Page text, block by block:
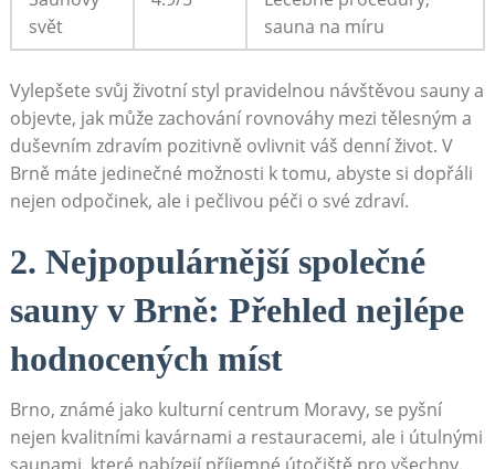
svět
sauna na míru
Vylepšete svůj životní styl pravidelnou návštěvou sauny a
objevte, jak může zachování rovnováhy mezi tělesným a
duševním zdravím pozitivně ovlivnit váš denní život. V
Brně máte jedinečné možnosti k tomu, abyste si dopřáli
nejen odpočinek, ale i pečlivou péči o své zdraví.
2. Nejpopulárnější společné
sauny v Brně: Přehled nejlépe
hodnocených míst
Brno, známé jako kulturní centrum Moravy, se pyšní
nejen kvalitními kavárnami a restauracemi, ale i útulnými